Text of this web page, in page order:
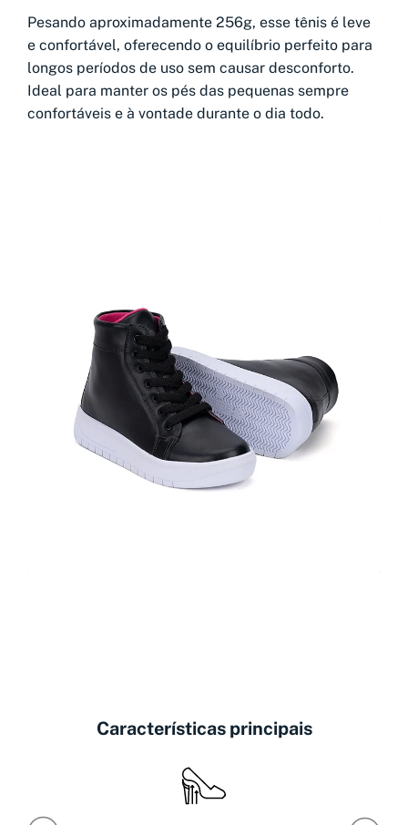
Pesando aproximadamente 256g, esse tênis é leve
e confortável, oferecendo o equilíbrio perfeito para
longos períodos de uso sem causar desconforto.
Ideal para manter os pés das pequenas sempre
confortáveis e à vontade durante o dia todo.
Características principais